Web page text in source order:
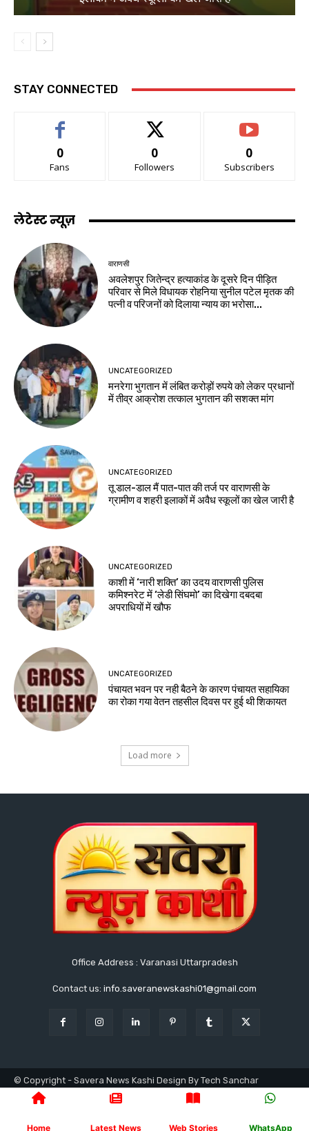
STAY CONNECTED
0
Fans
0
Followers
0
Subscribers
लेटेस्ट न्यूज़
वाराणसी
अवलेशपुर जितेन्द्र हत्याकांड के दूसरे दिन पीड़ित
परिवार से मिले विधायक रोहनिया सुनील पटेल मृतक की
पत्नी व परिजनों को दिलाया न्याय का भरोसा...
UNCATEGORIZED
मनरेगा भुगतान में लंबित करोड़ों रुपये को लेकर प्रधानों
में तीव्र आक्रोश तत्काल भुगतान की सशक्त मांग
UNCATEGORIZED
तू डाल-डाल मैं पात-पात की तर्ज पर वाराणसी के
ग्रामीण व शहरी इलाकों में अवैध स्कूलों का खेल जारी है
UNCATEGORIZED
काशी में ‘नारी शक्ति’ का उदय वाराणसी पुलिस
कमिश्नरेट में ‘लेडी सिंघमो’ का दिखेगा दबदबा
अपराधियों में खौफ
UNCATEGORIZED
पंचायत भवन पर नही बैठने के कारण पंचायत सहायिका
का रोका गया वेतन तहसील दिवस पर हुई थी शिकायत
Load more
Office Address : Varanasi Uttarpradesh
Contact us: info.saveranewskashi01@gmail.com
© Copyright - Savera News Kashi Design By Tech Sanchar
9140753811
उत्तरप्रदेश क्राइम
प्रशासनिक
खेलकूद
अध्यात्म मनोरंजन
Home Latest News Web Stories WhatsApp